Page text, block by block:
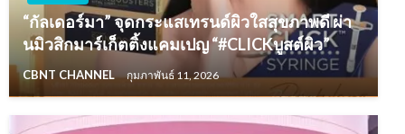
“กัลเดอร์มา” จุดกระแสเทรนด์ผิวใสสุขภาพดี ผ่า
นมิวสิกมาร์เก็ตติ้งแคมเปญ “#CLICKบูสต์ผิว”
CBNT CHANNEL กุมภาพันธ์ 11, 2026